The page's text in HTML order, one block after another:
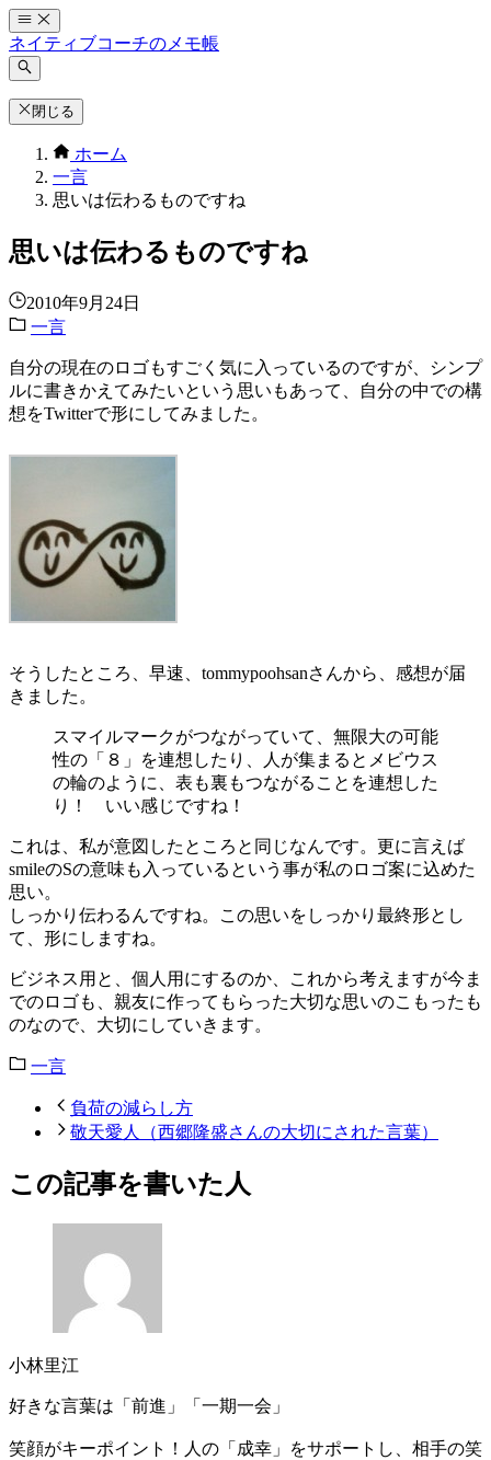
コ
ン
テ
ン
ツ
ネイティブコーチのメモ帳
閉じる
ホーム
一言
思いは伝わるものですね
思いは伝わるものですね
2010年9月24日
一言
自分の現在のロゴもすごく気に入っているのですが、シンプ
ルに書きかえてみたいという思いもあって、自分の中での構
想をTwitterで形にしてみました。
そうしたところ、早速、tommypoohsanさんから、感想が届
きました。
スマイルマークがつながっていて、無限大の可能
性の「８」を連想したり、人が集まるとメビウス
の輪のように、表も裏もつながることを連想した
り！ いい感じですね！
これは、私が意図したところと同じなんです。更に言えば
smileのSの意味も入っているという事が私のロゴ案に込めた
思い。
しっかり伝わるんですね。この思いをしっかり最終形とし
て、形にしますね。
ビジネス用と、個人用にするのか、これから考えますが今ま
でのロゴも、親友に作ってもらった大切な思いのこもったも
のなので、大切にしていきます。
一言
負荷の減らし方
敬天愛人（西郷隆盛さんの大切にされた言葉）
この記事を書いた人
小林里江
好きな言葉は「前進」「一期一会」
笑顔がキーポイント！人の「成幸」をサポートし、相手の笑